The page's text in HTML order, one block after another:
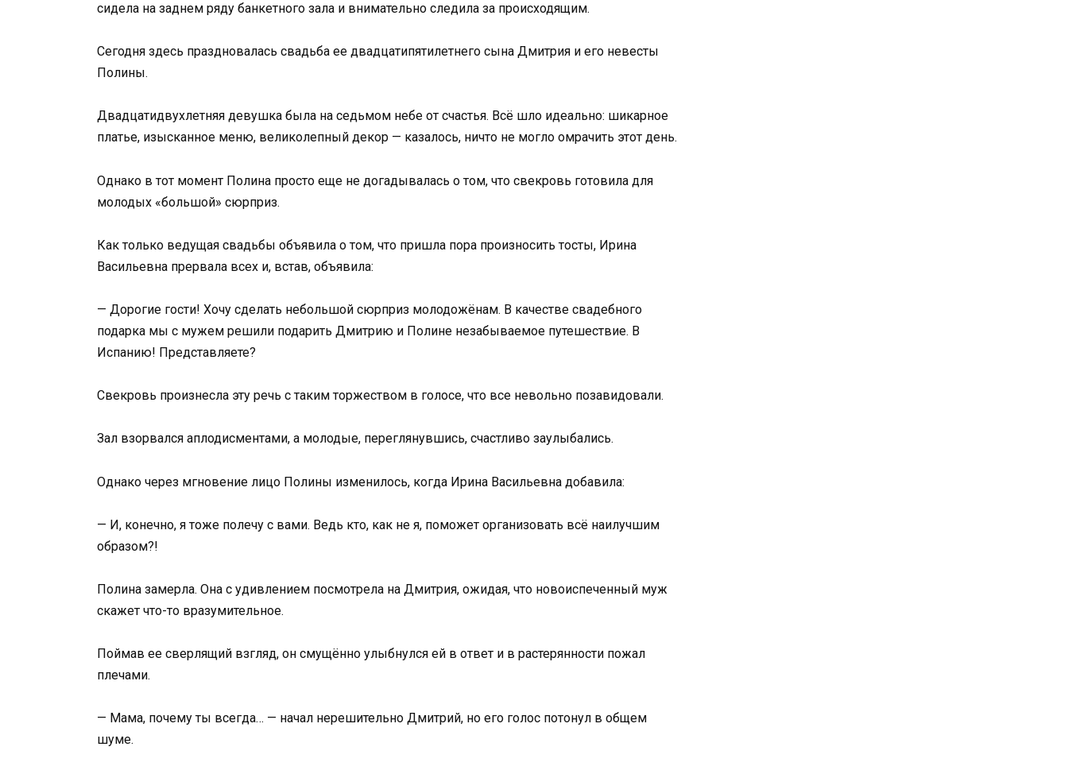
сидела на заднем ряду банкетного зала и внимательно следила за происходящим.
Сегодня здесь праздновалась свадьба ее двадцатипятилетнего сына Дмитрия и его невесты
Полины.
Двадцатидвухлетняя девушка была на седьмом небе от счастья. Всё шло идеально: шикарное
платье, изысканное меню, великолепный декор — казалось, ничто не могло омрачить этот день.
Однако в тот момент Полина просто еще не догадывалась о том, что свекровь готовила для
молодых «большой» сюрприз.
Как только ведущая свадьбы объявила о том, что пришла пора произносить тосты, Ирина
Васильевна прервала всех и, встав, объявила:
— Дорогие гости! Хочу сделать небольшой сюрприз молодожёнам. В качестве свадебного
подарка мы с мужем решили подарить Дмитрию и Полине незабываемое путешествие. В
Испанию! Представляете?
Свекровь произнесла эту речь с таким торжеством в голосе, что все невольно позавидовали.
Зал взорвался аплодисментами, а молодые, переглянувшись, счастливо заулыбались.
Однако через мгновение лицо Полины изменилось, когда Ирина Васильевна добавила:
— И, конечно, я тоже полечу с вами. Ведь кто, как не я, поможет организовать всё наилучшим
образом?!
Полина замерла. Она с удивлением посмотрела на Дмитрия, ожидая, что новоиспеченный муж
скажет что-то вразумительное.
Поймав ее сверлящий взгляд, он смущённо улыбнулся ей в ответ и в растерянности пожал
плечами.
— Мама, почему ты всегда… — начал нерешительно Дмитрий, но его голос потонул в общем
шуме.